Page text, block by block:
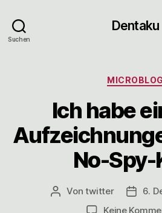
Suchen
Dentaku
Ich habe
No-
Beitragsautor
Vontwitter
6.
Keine